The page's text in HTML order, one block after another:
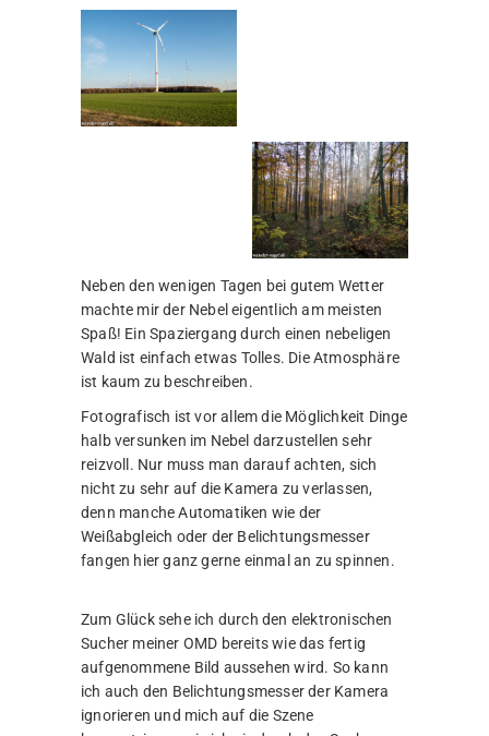
Neben den wenigen Tagen bei gutem Wetter
machte mir der Nebel eigentlich am meisten
Spaß! Ein Spaziergang durch einen nebeligen
Wald ist einfach etwas Tolles. Die Atmosphäre
ist kaum zu beschreiben.
Fotografisch ist vor allem die Möglichkeit Dinge
halb versunken im Nebel darzustellen sehr
reizvoll. Nur muss man darauf achten, sich
nicht zu sehr auf die Kamera zu verlassen,
denn manche Automatiken wie der
Weißabgleich oder der Belichtungsmesser
fangen hier ganz gerne einmal an zu spinnen.
Zum Glück sehe ich durch den elektronischen
Sucher meiner OMD bereits wie das fertig
aufgenommene Bild aussehen wird. So kann
ich auch den Belichtungsmesser der Kamera
ignorieren und mich auf die Szene